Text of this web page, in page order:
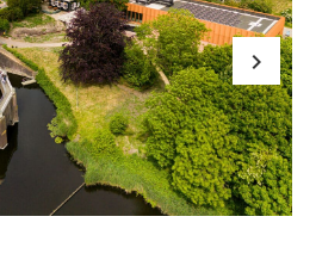
keyboard_arrow_right